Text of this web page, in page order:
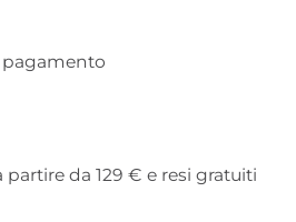
da 129 € e resi gratuiti